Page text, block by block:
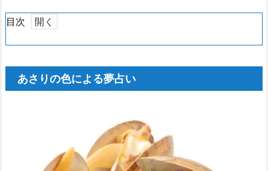
目次
さ
り
あさりの色による夢占い